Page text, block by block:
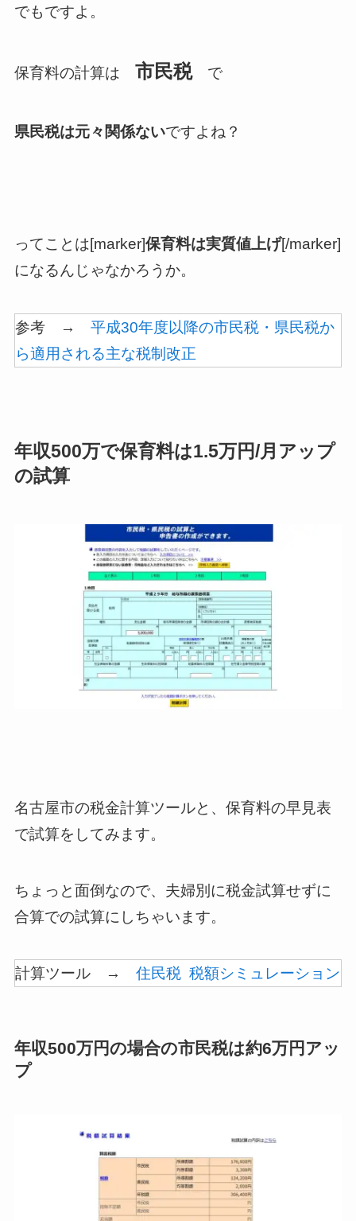
でもですよ。
保育料の計算は 市民税で
県民税は元々関係ないですよね？
ってことは[marker]保育料は実質値上げ[/marker]
になるんじゃなかろうか。
参考 → 平成30年度以降の市民税・県民税か
ら適用される主な税制改正
年収500万で保育料は1.5万円/月アップ
の試算
名古屋市の税金計算ツールと、保育料の早見表
で試算をしてみます。
ちょっと面倒なので、夫婦別に税金試算せずに
合算での試算にしちゃいます。
計算ツール → 住民税 税額シミュレーション
年収500万円の場合の市民税は約6万円アッ
プ